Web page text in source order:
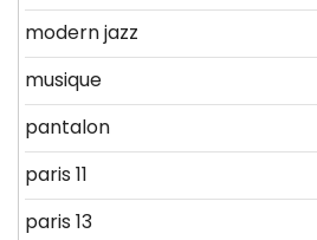
modern jazz
musique
pantalon
paris 11
paris 13